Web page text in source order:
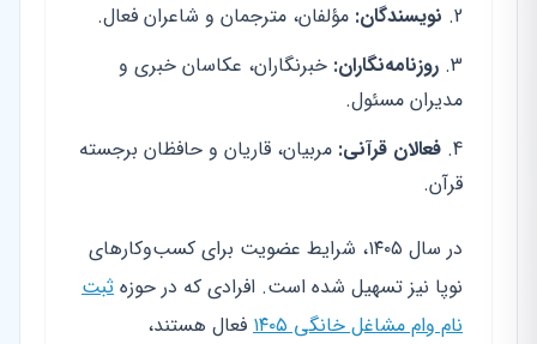
نویسندگان: مؤلفان، مترجمان و شاعران فعال.
روزنامه‌نگاران: خبرنگاران، عکاسان خبری و
مدیران مسئول.
فعالان قرآنی: مربیان، قاریان و حافظان برجسته
قرآن.
در سال ۱۴۰۵، شرایط عضویت برای کسب‌وکارهای
نوپا نیز تسهیل شده است. افرادی که در حوزه ثبت
نام وام مشاغل خانگی ۱۴۰۵
فعال هستند،